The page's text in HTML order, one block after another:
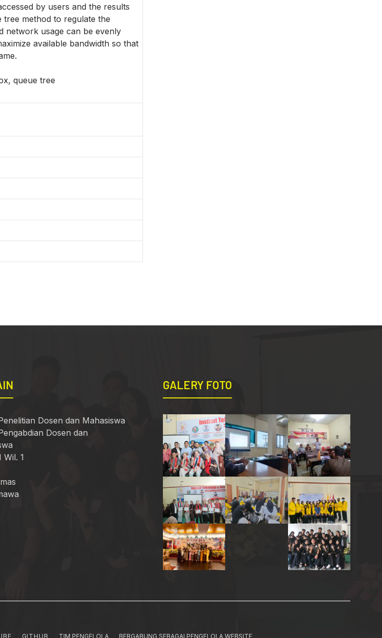
by users and the results
method to regulate the
network usage can be evenly
available bandwidth so that
queue tree
Dosen dan Mahasiswa
Dosen dan
Wil. 1
GALERY FOTO
GITHUB TIM PENGELOLA BERGABUNG SEBAGAI PENGELOLA WEBSITE